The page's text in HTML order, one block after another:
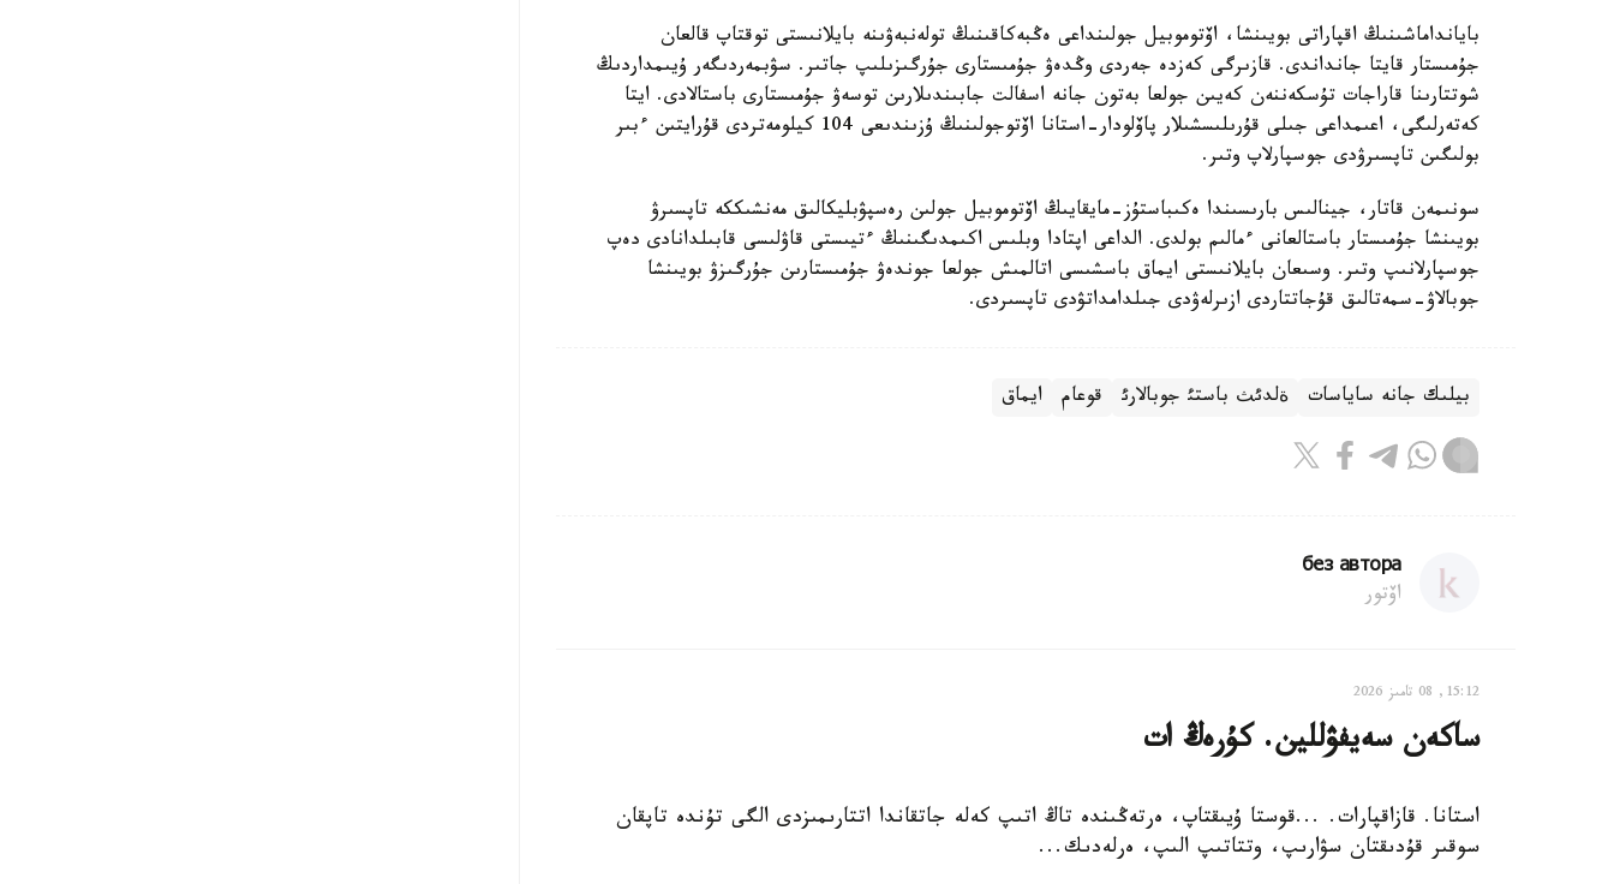
بايانداماشىنىڭ اقپاراتى بويىنشا، اۆتوموبيل جولىنداعى ەڭبەكاقىنىڭ تولەنبەۋىنە بايلانىستى توقتاپ قالعان
جۇمىستار قايتا جانداندى. قازىرگى كەزدە جەردى وڭدەۋ جۇمىستارى جۇرگىزىلىپ جاتىر. سۋبمەردىگەر ۇيىمداردىڭ
شوتتارىنا قاراجات تۇسكەننەن كەيىن جولعا بەتون جانە اسفالت جابىندىلارىن توسەۋ جۇمىستارى باستالادى. ايتا
كەتەرلىگى، اعىمداعى جىلى قۇرىلىسشىلار پاۆلودار-استانا اۆتوجولىنىڭ ۇزىندىعى 104 كيلومەتردى قۇرايتىن ءبىر
بولىگىن تاپسىرۋدى جوسپارلاپ وتىر.
سونىمەن قاتار، جينالىس بارىسىندا ەكىباستۇز-مايقايىڭ اۆتوموبيل جولىن رەسپۋبليكالىق مەنشىككە تاپسىرۋ
بويىنشا جۇمىستار باستالعانى ءمالىم بولدى. الداعى اپتادا وبلىس اكىمدىگىنىڭ ءتيىستى قاۋلىسى قابىلدانادى دەپ
جوسپارلانىپ وتىر. وسىعان بايلانىستى ايماق باسشىسى اتالمىش جولعا جوندەۋ جۇمىستارىن جۇرگىزۋ بويىنشا
جوبالاۋ-سمەتالىق قۇجاتتاردى ازىرلەۋدى جىلدامداتۋدى تاپسىردى.
بيلىك جانە ساياسات ةلدئث باستئ جوبالارئ قوعام ايماق
без автора
اۆتور
15:12, 08 تامىز 2026
ساكەن سەيفۋللين. كۇرەڭ ات
استانا. قازاقپارات. ...قوستا ۇيىقتاپ، ەرتەڭىندە تاڭ اتىپ كەلە جاتقاندا اتتارىمىزدى الگى تۇندە تاپقان
سوقىر قۇدىقتان سۋارىپ، وتتاتىپ الىپ، ەرلەدىك...